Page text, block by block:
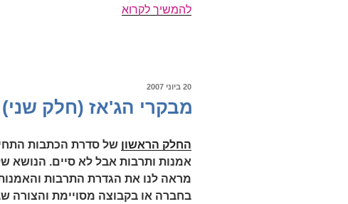
להמשיך לקרוא
פורסם
20 ביוני 2007
מבקרי הג'אז (חלק שני)
החלק הראשון של סדרת הכתבות
אמנות ותרבות אבל לא סיים. הנושא
מראה לנו את הגדרת התרבות
בחברה או בקבוצה מסויימת והצורה